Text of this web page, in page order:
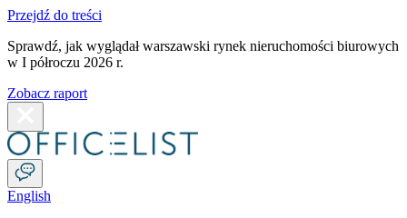
Przejdź do treści
Sprawdź, jak wyglądał warszawski rynek nieruchomości biurowych
w I półroczu 2026 r.
Zobacz raport
English